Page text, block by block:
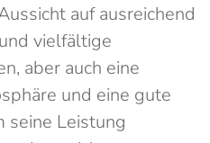
auf ausreichend
vielfältige
aber auch eine
und eine gute
seine Leistung